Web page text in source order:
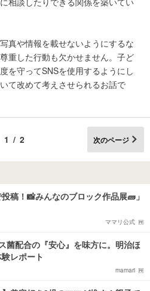
真や情報を載せないようにするな
重した行動も欠かせません。子ど
を守ってSNSを使用するようにし
て改めて考えさせられるお話で
1/2 次のページ
稿！📸みんなのブロック作品展🧱」
ママリ公式
菌配合の『安心』を味方に。明治ほ
レポート
mamari